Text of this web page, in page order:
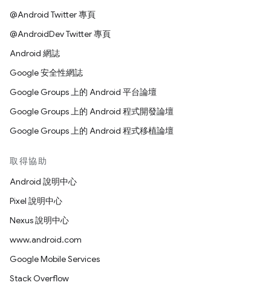
@Android Twitter 專頁
@AndroidDev Twitter 專頁
Android 網誌
Google 安全性網誌
Google Groups 上的 Android 平台論壇
Google Groups 上的 Android 程式開發論壇
Google Groups 上的 Android 程式移植論壇
取得協助
Android 說明中心
Pixel 說明中心
Nexus 說明中心
www.android.com
Google Mobile Services
Stack Overflow